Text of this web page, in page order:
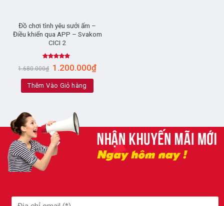
Đồ chơi tình yêu sưởi ấm –
Điều khiển qua APP – Svakom
CICI 2
Rated
5.00
out of 5
1.680.000₫ 1.200.000₫
Thêm Vào Giỏ hàng